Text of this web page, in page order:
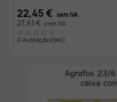
22,45 € sem IVA
27,61 € com IVA
0 Avaliação(ões)